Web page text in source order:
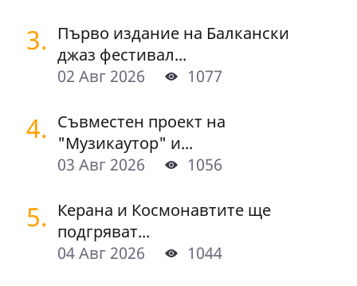
3. Първо издание на Балкански
джаз фестивал...
02 Авг 2026
1077
4. Съвместен проект на
"Музикаутор" и...
03 Авг 2026
1056
5. Керана и Космонавтите ще
подгряват...
04 Авг 2026
1044